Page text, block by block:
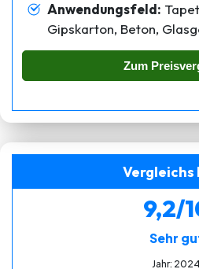
Anwendungsfeld:
Gipskarton, Beton,
Zum
Vergleichs
9,2/
Sehr
Jahr: 2024